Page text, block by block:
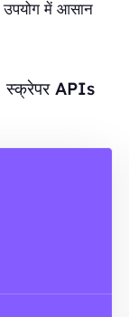
में आसान
स्क्रेपर APIs